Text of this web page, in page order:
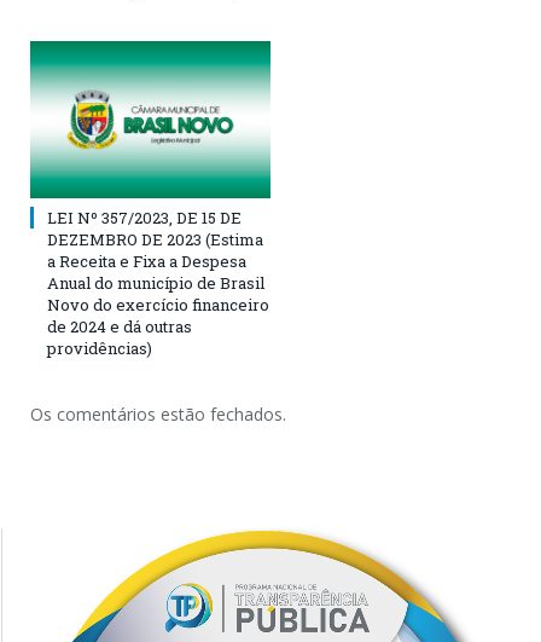
LEI Nº 357/2023, DE 15 DE
DEZEMBRO DE 2023 (Estima
a Receita e Fixa a Despesa
Anual do município de Brasil
Novo do exercício financeiro
de 2024 e dá outras
providências)
Os comentários estão fechados.